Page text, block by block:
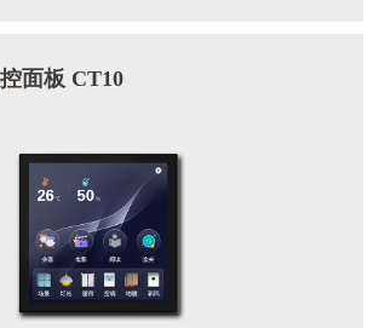
面板 CT10